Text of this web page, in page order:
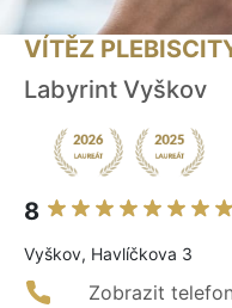
VÍTĚZ
Labyrint Vyškov
8
Vyškov, Havlíčkova 3
Zobrazit